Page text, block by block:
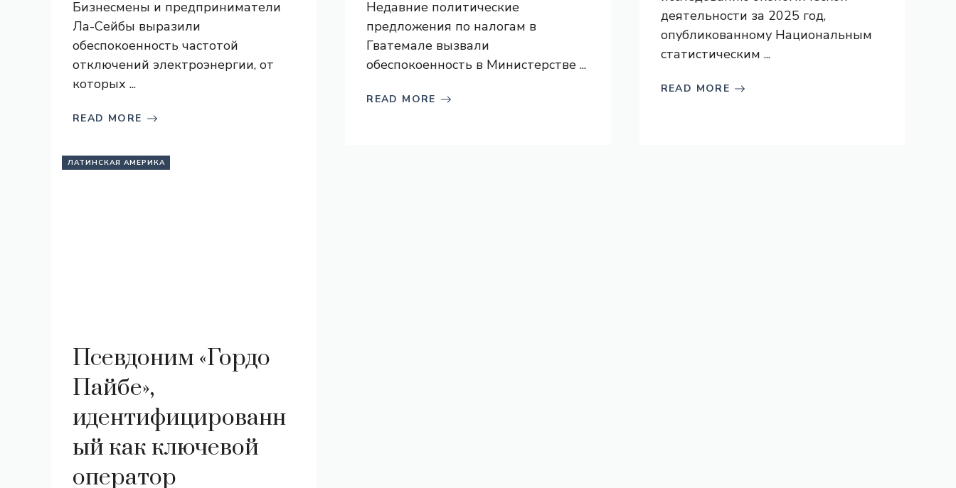
Бизнесмены и предприниматели
Ла-Сейбы выразили
обеспокоенность частотой
отключений электроэнергии, от
которых ...
READ MORE
Недавние политические
предложения по налогам в
Гватемале вызвали
обеспокоенность в Министерстве ...
READ MORE
деятельности за 2025 год,
опубликованному Национальным
статистическим ...
READ MORE
ЛАТИНСКАЯ АМЕРИКА
Псевдоним «Гордо
Пайбе»,
идентифицированн
ый как ключевой
оператор